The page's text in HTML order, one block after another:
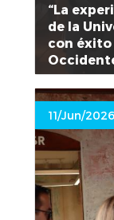
“La
de la
con éxito
11/Jun/2026